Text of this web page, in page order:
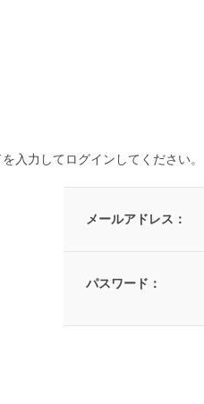
入力してログインしてください。
メールアドレス：
パスワード：